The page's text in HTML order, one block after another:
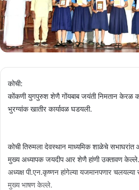
कोची:
कोंकणी युगपुरुश शेणै गोंयबाब जयंती निमतान केरळ
भुरग्यांक खातीर कार्यावळ घडयली.
कोची तिरुमला देवस्थान माध्यमिक शाळेचे सभाघरांत
मुख्य अध्यापक जयदीप आर शेणै हांणी उक्तावण
अध्यक्ष पी.एन.कृष्णन हांगेल्या यजमानपणार
मुख्य भाषण केल्ले.